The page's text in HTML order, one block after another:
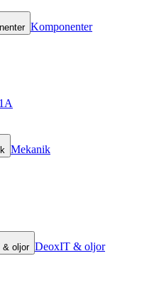
Komponenter
Mekanik
& oljor DeoxIT & oljor